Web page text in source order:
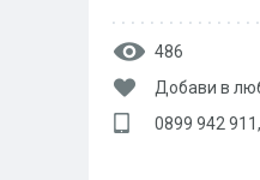
486
Добави в
0899 942